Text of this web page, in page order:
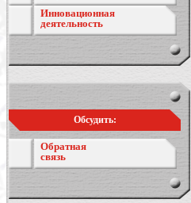
Инновационная
деятельность
Обсудить:
Обратная
связь